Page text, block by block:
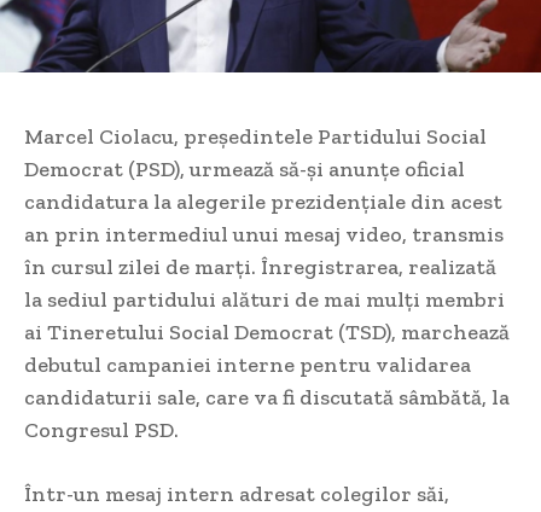
Marcel Ciolacu, președintele Partidului Social
Democrat (PSD), urmează să-și anunțe oficial
candidatura la alegerile prezidențiale din acest
an prin intermediul unui mesaj video, transmis
în cursul zilei de marți. Înregistrarea, realizată
la sediul partidului alături de mai mulți membri
ai Tineretului Social Democrat (TSD), marchează
debutul campaniei interne pentru validarea
candidaturii sale, care va fi discutată sâmbătă, la
Congresul PSD.
Într-un mesaj intern adresat colegilor săi,